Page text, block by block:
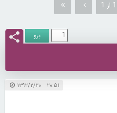
1 از 1
۲۰:۵۱ ۱۳۹۲/۲/۲۰